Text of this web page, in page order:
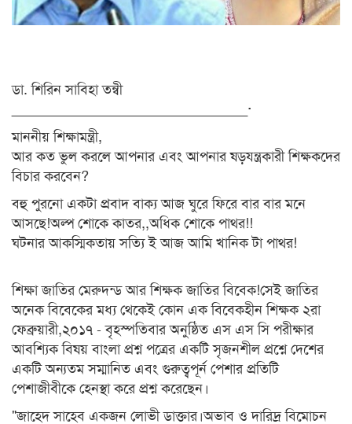
ডা. শিরিন সাবিহা তন্বী
______________________________·
মাননীয় শিক্ষামন্ত্রী,
আর কত ভুল করলে আপনার এবং আপনার ষড়যন্ত্রকারী শিক্ষকদের
বিচার করবেন?
বহু পুরনো একটা প্রবাদ বাক্য আজ ঘুরে ফিরে বার বার মনে
আসছে!অল্প শোকে কাতর,,অধিক শোকে পাথর!!
ঘটনার আকস্মিকতায় সত্যি ই আজ আমি খানিক টা পাথর!
শিক্ষা জাতির মেরুদন্ড আর শিক্ষক জাতির বিবেক!সেই জাতির
অনেক বিবেকের মধ্য থেকেই কোন এক বিবেকহীন শিক্ষক ২রা
ফেব্রুয়ারী,২০১৭ - বৃহস্পতিবার অনুষ্ঠিত এস এস সি পরীক্ষার
আবশ্যিক বিষয় বাংলা প্রশ্ন পত্রের একটি সৃজনশীল প্রশ্নে দেশের
একটি অন্যতম সম্মানিত এবং গুরুত্বপূর্ন পেশার প্রতিটি
পেশাজীবীকে হেনস্থা করে প্রশ্ন করেছেন।
"জাহেদ সাহেব একজন লোভী ডাক্তার।অভাব ও দারিদ্র বিমোচন